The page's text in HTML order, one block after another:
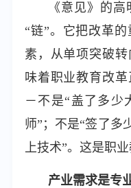
《意见》的
“链”。它把改革
素，从单项突破
味着职业教育改
－不是“盖了多少
师”；不是“签了多
上技术”。这是职
产业需求是专